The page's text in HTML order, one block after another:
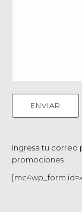
Ingresa tu correo
promociones
[mc4wp_form